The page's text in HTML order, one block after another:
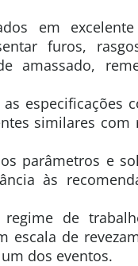
em
furos,
amassado,
especificações
similares com
parâmetros e
às
de
de
dos eventos.